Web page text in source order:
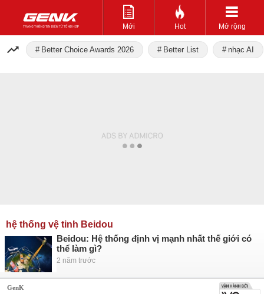
Mới Hot Mở rộng
Better Choice Awards 2026 Better List nhạc AI
hệ thống vệ tinh Beidou
Beidou: Hệ thống định vị mạnh nhất thế giới có
thể làm gì?
2 năm trước
GenK